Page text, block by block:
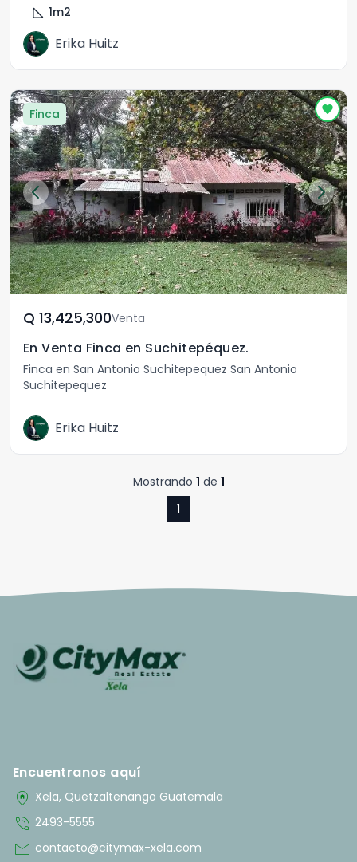
square_foot 1m2
Erika Huitz
Finca
Q	13,425,300Venta
En Venta Finca en Suchitepéquez.
Finca en San Antonio Suchitepequez San Antonio
Suchitepequez
Erika Huitz
Mostrando 1 de 1
1
Encuentranos aquí
home_pin Xela, Quetzaltenango Guatemala
phone_in_talk 2493-5555
mail contacto@citymax-xela.com